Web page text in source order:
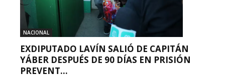
NACIONAL
EXDIPUTADO LAVÍN SALIÓ DE CAPITÁN
YÁBER DESPUÉS DE 90 DÍAS EN PRISIÓN
PREVENT...